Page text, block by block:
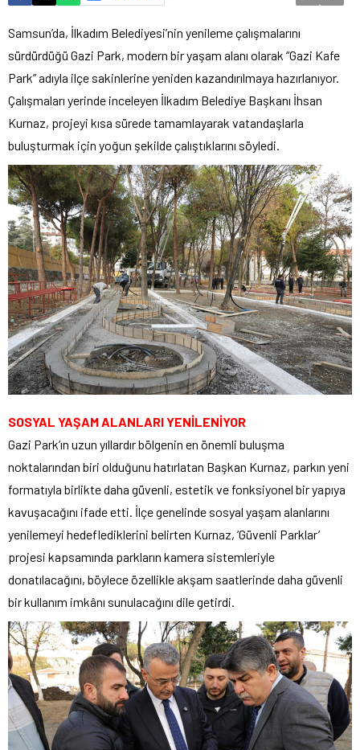
Samsun’da, İlkadım Belediyesi’nin yenileme çalışmalarını
sürdürdüğü Gazi Park, modern bir yaşam alanı olarak “Gazi Kafe
Park” adıyla ilçe sakinlerine yeniden kazandırılmaya hazırlanıyor.
Çalışmaları yerinde inceleyen İlkadım Belediye Başkanı İhsan
Kurnaz, projeyi kısa sürede tamamlayarak vatandaşlarla
buluşturmak için yoğun şekilde çalıştıklarını söyledi.
SOSYAL YAŞAM ALANLARI YENİLENİYOR
Gazi Park’ın uzun yıllardır bölgenin en önemli buluşma
noktalarından biri olduğunu hatırlatan Başkan Kurnaz, parkın yeni
formatıyla birlikte daha güvenli, estetik ve fonksiyonel bir yapıya
kavuşacağını ifade etti. İlçe genelinde sosyal yaşam alanlarını
yenilemeyi hedeflediklerini belirten Kurnaz, ‘Güvenli Parklar’
projesi kapsamında parkların kamera sistemleriyle
donatılacağını, böylece özellikle akşam saatlerinde daha güvenli
bir kullanım imkânı sunulacağını dile getirdi.